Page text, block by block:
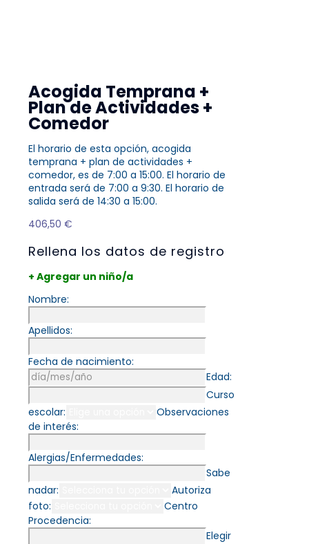
Acogida Temprana +
Plan de Actividades +
Comedor
El horario de esta opción, acogida
temprana + plan de actividades +
comedor, es de 7:00 a 15:00. El horario de
entrada será de 7:00 a 9:30. El horario de
salida será de 14:30 a 15:00.
406,50 €
Rellena los datos de registro
+ Agregar un niño/a
Nombre:
Apellidos:
Fecha de nacimiento:
Edad:
Curso
escolar:
Observaciones
de interés:
Alergias/Enfermedades:
Sabe
nadar:
Autoriza
foto:
Centro
Procedencia:
Elegir